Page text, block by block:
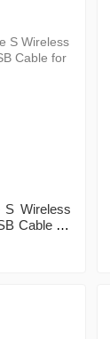
S Wireless
Cable for